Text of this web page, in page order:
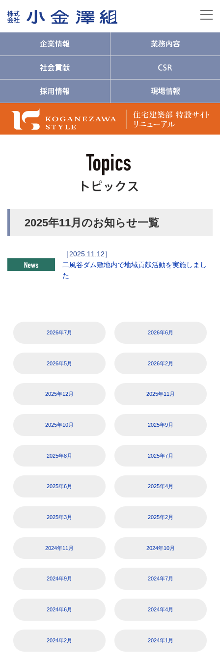
2025年11月のお知らせ一覧
二風谷ダム敷地内で地域貢献活動を実施しまし
た
2026年7月 2026年6月
2026年5月 2026年2月
2025年12月 2025年11月
2025年10月 2025年9月
2025年8月 2025年7月
2025年6月 2025年4月
2025年3月 2025年2月
2024年11月 2024年10月
2024年9月 2024年7月
2024年6月 2024年4月
2024年2月 2024年1月